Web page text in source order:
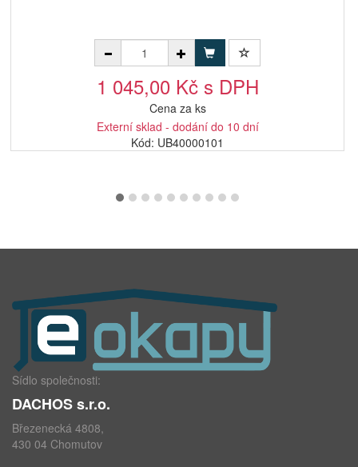
1 045,00 Kč s DPH
Cena za ks
Externí sklad - dodání do 10 dní
Kód: UB40000101
Sídlo společnosti:
DACHOS s.r.o.
Březenecká 4808,
430 04 Chomutov